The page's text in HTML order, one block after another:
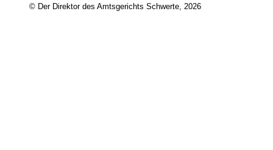
© Der Direktor des Amtsgerichts Schwerte, 2026